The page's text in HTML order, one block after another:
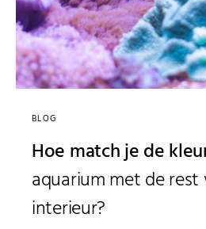
BLOG
Hoe match je de
aquarium met de
interieur?